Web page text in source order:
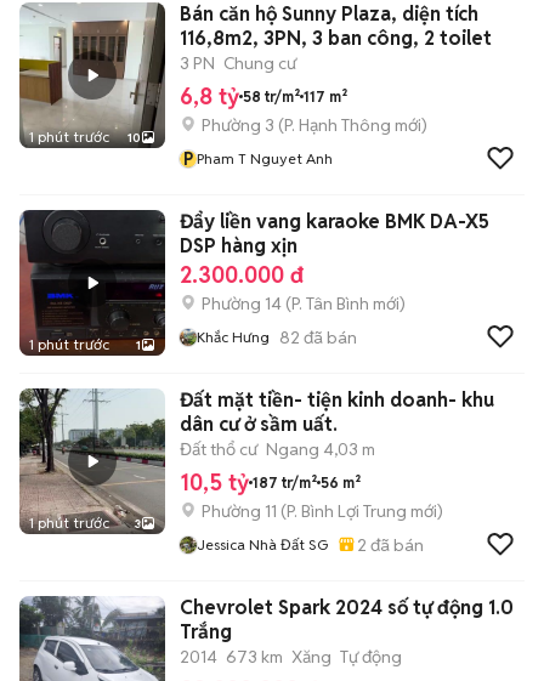
1 phút trước 10
Bán căn hộ Sunny Plaza, diện tích
116,8m2, 3PN, 3 ban công, 2 toilet
3 PN Chung cư
6,8 tỷ 58 tr/m² 117 m²
Phường 3 (P. Hạnh Thông mới)
P Pham T Nguyet Anh
1 phút trước 1
Đẩy liền vang karaoke BMK DA-X5
DSP hàng xịn
2.300.000 đ
Phường 14 (P. Tân Bình mới)
Khắc Hưng 82 đã bán
1 phút trước 3
Đất mặt tiền- tiện kinh doanh- khu
dân cư ở sầm uất.
Đất thổ cư Ngang 4,03 m
10,5 tỷ 187 tr/m² 56 m²
Phường 11 (P. Bình Lợi Trung mới)
Jessica Nhà Đất SG 2 đã bán
Chevrolet Spark 2024 số tự động 1.0
Trắng
2014 673 km Xăng Tự động